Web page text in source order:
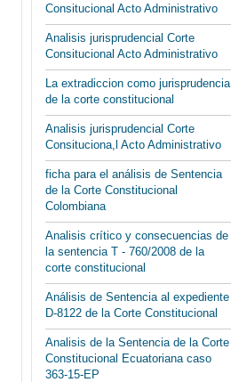
Consitucional Acto Administrativo
Analisis jurisprudencial Corte
Consitucional Acto Administrativo
La extradiccion como jurisprudencia
de la corte constitucional
Analisis jurisprudencial Corte
Consituciona,l Acto Administrativo
ficha para el análisis de Sentencia
de la Corte Constitucional
Colombiana
Analisis crítico y consecuencias de
la sentencia T - 760/2008 de la
corte constitucional
Análisis de Sentencia al expediente
D-8122 de la Corte Constitucional
Analisis de la Sentencia de la Corte
Constitucional Ecuatoriana caso
363-15-EP